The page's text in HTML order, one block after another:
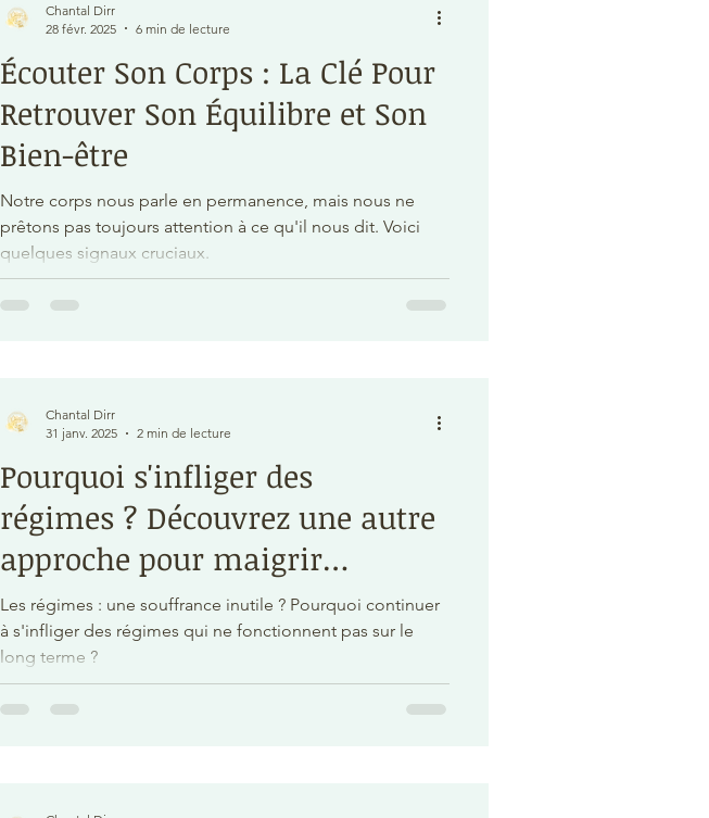
Écouter Son Corps : La Clé Pour
Retrouver Son Équilibre et Son
Bien-être
Notre corps nous parle en permanence, mais nous ne
prêtons pas toujours attention à ce qu'il nous dit. Voici
quelques signaux cruciaux.
Chantal Dirr
28 févr. 2025
6 min de lecture
Pourquoi s'infliger des
régimes ? Découvrez une autre
approche pour maigrir
durablement
Les régimes : une souffrance inutile ? Pourquoi continuer
à s'infliger des régimes qui ne fonctionnent pas sur le
long terme ?
Chantal Dirr
31 janv. 2025
2 min de lecture